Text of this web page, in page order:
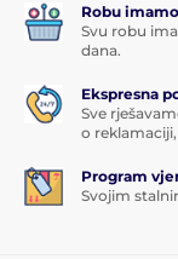
Robu
Svu robu
dana.
Ekspresna
Sve
o
Program
Svojim